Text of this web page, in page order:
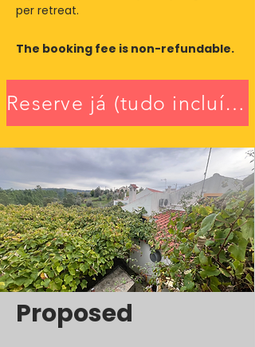
per retreat.
The booking fee is non-refundable.
Reserve já (tudo incluído)
Proposed